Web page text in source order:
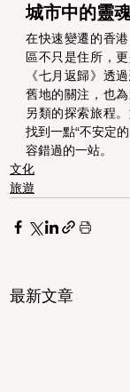
城市中的靈
在快速變遷的香
區不只是住所，
《七月返歸》透
舊地的關注，也
另類的探索旅程
找到一點“不安定
容錯過的一站。
文化
旅遊
最新文章